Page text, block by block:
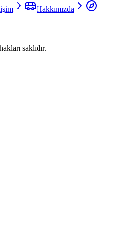
Hakkımızda
saklıdır.